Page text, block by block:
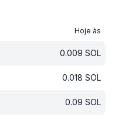
Hoje às
0.009 SOL
0.018 SOL
0.09 SOL